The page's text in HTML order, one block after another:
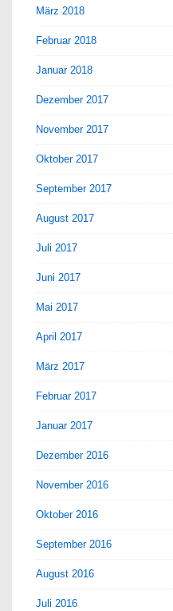
März 2018
Februar 2018
Januar 2018
Dezember 2017
November 2017
Oktober 2017
September 2017
August 2017
Juli 2017
Juni 2017
Mai 2017
April 2017
März 2017
Februar 2017
Januar 2017
Dezember 2016
November 2016
Oktober 2016
September 2016
August 2016
Juli 2016